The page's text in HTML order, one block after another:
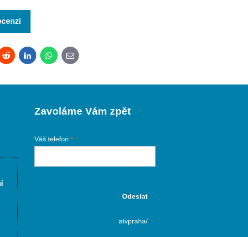
RedditLinkedInWhatsApp
E-
mail
Zavoláme Vám zpět
Váš telefon*
Odeslat
atvpraha/